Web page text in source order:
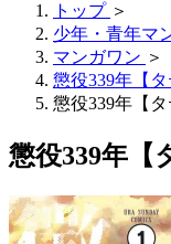
トップ ＞
少年・青年マ
マンガワン ＞
懲役339年【タ
懲役339年【
懲役339年【